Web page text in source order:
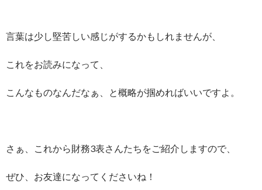
言葉は少し堅苦しい感じがするかもしれませんが、
これをお読みになって、
こんなものなんだなぁ、と概略が掴めればいいですよ。
さぁ、これから財務3表さんたちをご紹介しますので、
ぜひ、お友達になってくださいね！